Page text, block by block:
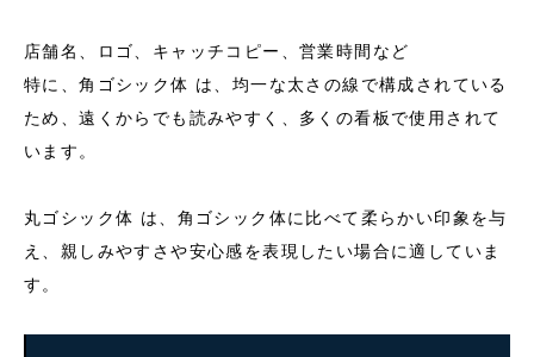
店舗名、ロゴ、キャッチコピー、営業時間など
特に、角ゴシック体 は、均一な太さの線で構成されている
ため、遠くからでも読みやすく、多くの看板で使用されて
います。
丸ゴシック体 は、角ゴシック体に比べて柔らかい印象を与
え、親しみやすさや安心感を表現したい場合に適していま
す。